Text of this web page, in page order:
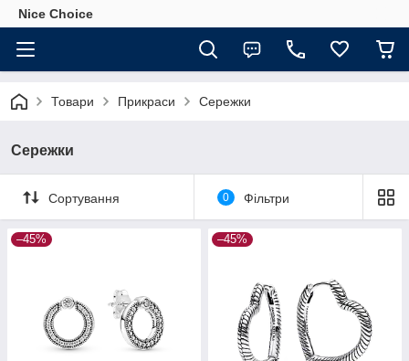
Nice Choice
Товари Прикраси Сережки
Сережки
Сортування 0 Фільтри
–45% –45%